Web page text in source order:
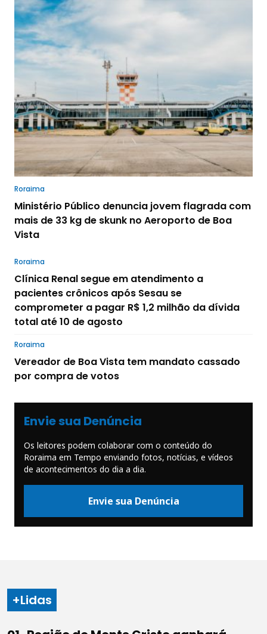
Roraima
Ministério Público denuncia jovem flagrada com
mais de 33 kg de skunk no Aeroporto de Boa
Vista
Roraima
Clínica Renal segue em atendimento a
pacientes crônicos após Sesau se
comprometer a pagar R$ 1,2 milhão da dívida
total até 10 de agosto
Roraima
Vereador de Boa Vista tem mandato cassado
por compra de votos
Envie sua Denúncia
Os leitores podem colaborar com o conteúdo do
Roraima em Tempo enviando fotos, notícias, e vídeos
de acontecimentos do dia a dia.
Envie sua Denúncia
+Lidas